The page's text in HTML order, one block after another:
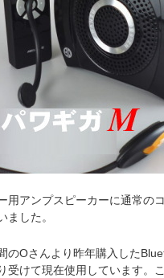
用アンプスピーカーに通常の
ました。
のOさんより昨年購入した
受けて現在使用しています。